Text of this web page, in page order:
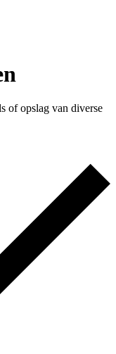
of opslag van diverse